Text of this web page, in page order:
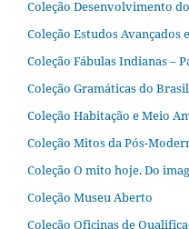
Coleção Desenvolvimento
Coleção Estudos Avançados
Coleção Fábulas Indianas –
Coleção Gramáticas do Brasil
Coleção Habitação e Meio
Coleção Mitos da Pós-
Coleção O mito hoje. Do
Coleção Museu Aberto
Coleção Oficinas de